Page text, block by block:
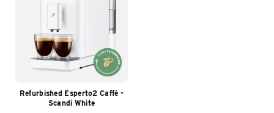
Refurbished Esperto2 Caffè -
Scandi White